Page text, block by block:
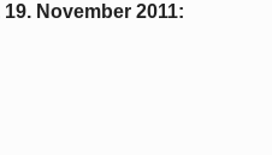
November 2011: